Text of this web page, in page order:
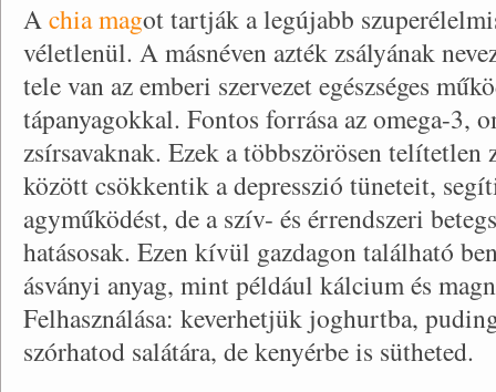
Achia magot tartják a legújabb
véletlenül. A másnéven azték zsályának
tele van az emberi szervezet egészséges
tápanyagokkal. Fontos forrása az omega-3,
zsírsavaknak. Ezek a többszörösen telítetlen
között csökkentik a depresszió tüneteit,
agyműködést, de a szív- és érrendszeri
hatásosak. Ezen kívül gazdagon található
ásványi anyag, mint például kálcium és
Felhasználása: keverhetjük joghurtba,
szórhatod salátára, de kenyérbe is sütheted.